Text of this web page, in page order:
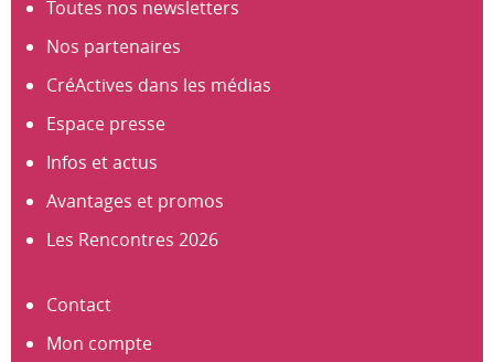
Toutes nos newsletters
Nos partenaires
CréActives dans les médias
Espace presse
Infos et actus
Avantages et promos
Les Rencontres 2026
Contact
Mon compte